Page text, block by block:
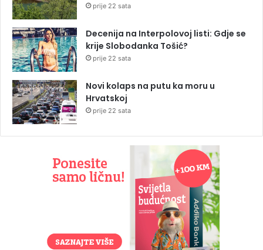
prije 22 sata
Decenija na Interpolovoj listi: Gdje se
krije Slobodanka Tošić?
prije 22 sata
Novi kolaps na putu ka moru u
Hrvatskoj
prije 22 sata